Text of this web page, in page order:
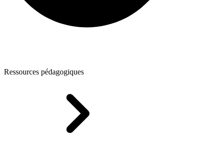
Ressources pédagogiques